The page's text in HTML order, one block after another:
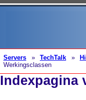
Servers » TechTalk »
Werkingsclassen
Indexpagina